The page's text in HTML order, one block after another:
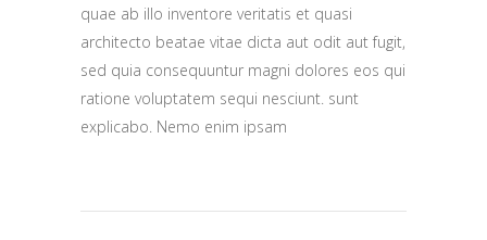
quae ab illo inventore veritatis et quasi
architecto beatae vitae dicta aut odit aut fugit,
sed quia consequuntur magni dolores eos qui
ratione voluptatem sequi nesciunt. sunt
explicabo. Nemo enim ipsam